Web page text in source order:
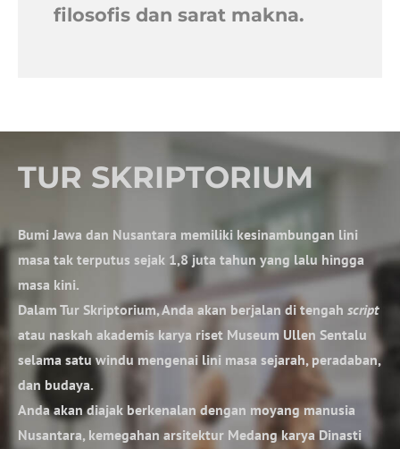
filosofis dan sarat makna.
TUR SKRIPTORIUM
Bumi Jawa dan Nusantara memiliki kesinambungan lini
masa tak terputus sejak 1,8 juta tahun yang lalu hingga
masa kini.
Dalam Tur Skriptorium, Anda akan berjalan di tengah script
atau naskah akademis karya riset Museum Ullen Sentalu
selama satu windu mengenai lini masa sejarah, peradaban,
dan budaya.
Anda akan diajak berkenalan dengan moyang manusia
Nusantara, kemegahan arsitektur Medang karya Dinasti